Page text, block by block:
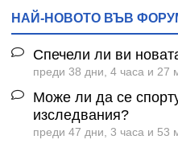
НАЙ-НОВОТО ВЪВ
Спечели ли ви
преди 38 дни, 4 часа и 27
Може ли да се
изследвания?
преди 47 дни, 3 часа и 53